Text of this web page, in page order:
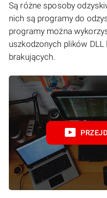
Są różne sposoby
nich są programy do
programy można
uszkodzonych plików
brakujących.